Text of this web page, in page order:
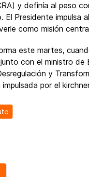
y definía al peso
Presidente impulsa
como misión
este martes,
con el ministro de
y
por el